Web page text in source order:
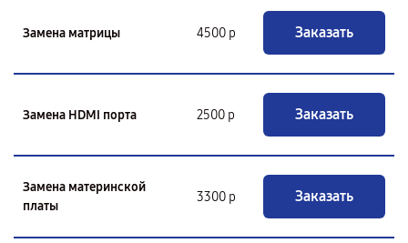
Замена матрицы 4500 р Заказать
Замена HDMI порта 2500 р Заказать
Замена материнской
платы
3300 р Заказать